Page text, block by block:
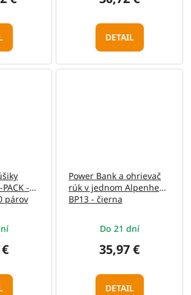
DETAIL
-
párov
Power Bank a ohrievač
rúk v jednom Alpenheat
BP13 - čierna
Do 21 dní
35,97 €
DETAIL